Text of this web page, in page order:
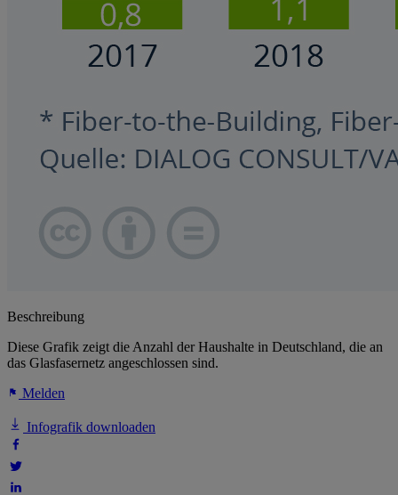
Beschreibung
Diese Grafik zeigt die Anzahl der Haushalte in Deutschland, die an
das Glasfasernetz angeschlossen sind.
Melden
Infografik downloaden